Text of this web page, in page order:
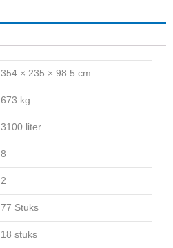
354 × 235 × 98.5 cm
673 kg
3100 liter
8
2
77 Stuks
18 stuks